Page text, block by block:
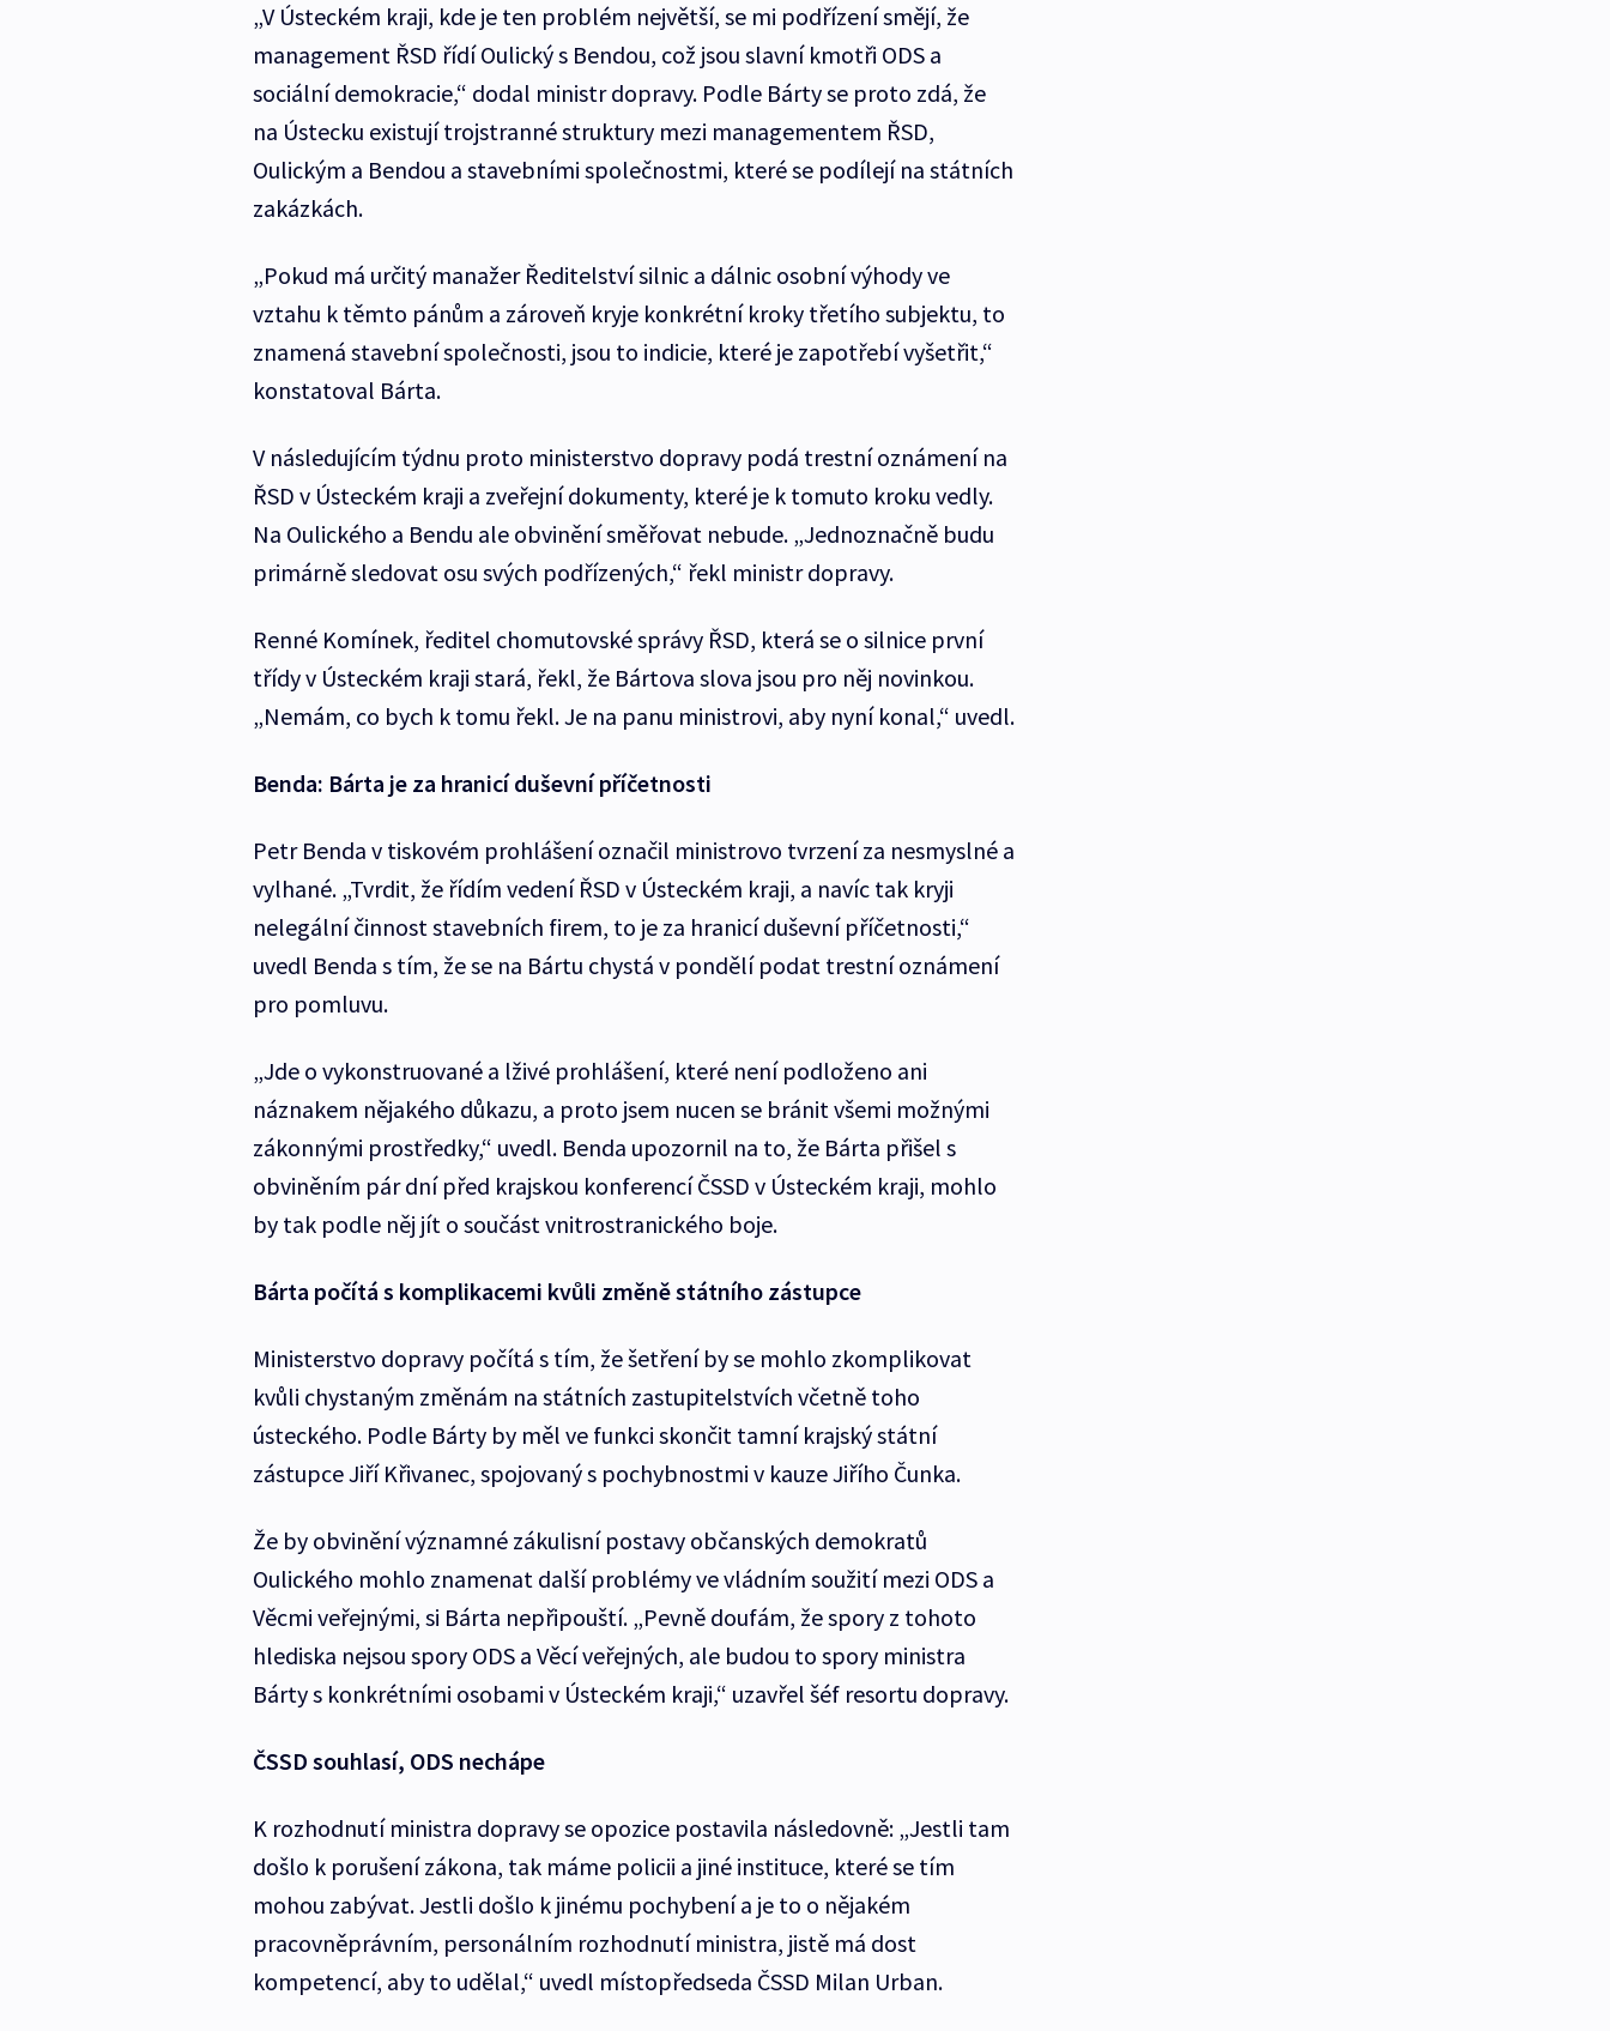
„V Ústeckém kraji, kde je ten problém největší, se mi podřízení smějí, že
management ŘSD řídí Oulický s Bendou, což jsou slavní kmotři ODS a
sociální demokracie,“ dodal ministr dopravy. Podle Bárty se proto zdá, že
na Ústecku existují trojstranné struktury mezi managementem ŘSD,
Oulickým a Bendou a stavebními společnostmi, které se podílejí na státních
zakázkách.
„Pokud má určitý manažer Ředitelství silnic a dálnic osobní výhody ve
vztahu k těmto pánům a zároveň kryje konkrétní kroky třetího subjektu, to
znamená stavební společnosti, jsou to indicie, které je zapotřebí vyšetřit,“
konstatoval Bárta.
V následujícím týdnu proto ministerstvo dopravy podá trestní oznámení na
ŘSD v Ústeckém kraji a zveřejní dokumenty, které je k tomuto kroku vedly.
Na Oulického a Bendu ale obvinění směřovat nebude. „Jednoznačně budu
primárně sledovat osu svých podřízených,“ řekl ministr dopravy.
Renné Komínek, ředitel chomutovské správy ŘSD, která se o silnice první
třídy v Ústeckém kraji stará, řekl, že Bártova slova jsou pro něj novinkou.
„Nemám, co bych k tomu řekl. Je na panu ministrovi, aby nyní konal,“ uvedl.
Benda: Bárta je za hranicí duševní příčetnosti
Petr Benda v tiskovém prohlášení označil ministrovo tvrzení za nesmyslné a
vylhané. „Tvrdit, že řídím vedení ŘSD v Ústeckém kraji, a navíc tak kryji
nelegální činnost stavebních firem, to je za hranicí duševní příčetnosti,“
uvedl Benda s tím, že se na Bártu chystá v pondělí podat trestní oznámení
pro pomluvu.
„Jde o vykonstruované a lživé prohlášení, které není podloženo ani
náznakem nějakého důkazu, a proto jsem nucen se bránit všemi možnými
zákonnými prostředky,“ uvedl. Benda upozornil na to, že Bárta přišel s
obviněním pár dní před krajskou konferencí ČSSD v Ústeckém kraji, mohlo
by tak podle něj jít o součást vnitrostranického boje.
Bárta počítá s komplikacemi kvůli změně státního zástupce
Ministerstvo dopravy počítá s tím, že šetření by se mohlo zkomplikovat
kvůli chystaným změnám na státních zastupitelstvích včetně toho
ústeckého. Podle Bárty by měl ve funkci skončit tamní krajský státní
zástupce Jiří Křivanec, spojovaný s pochybnostmi v kauze Jiřího Čunka.
Že by obvinění významné zákulisní postavy občanských demokratů
Oulického mohlo znamenat další problémy ve vládním soužití mezi ODS a
Věcmi veřejnými, si Bárta nepřipouští. „Pevně doufám, že spory z tohoto
hlediska nejsou spory ODS a Věcí veřejných, ale budou to spory ministra
Bárty s konkrétními osobami v Ústeckém kraji,“ uzavřel šéf resortu dopravy.
ČSSD souhlasí, ODS nechápe
K rozhodnutí ministra dopravy se opozice postavila následovně: „Jestli tam
došlo k porušení zákona, tak máme policii a jiné instituce, které se tím
mohou zabývat. Jestli došlo k jinému pochybení a je to o nějakém
pracovněprávním, personálním rozhodnutí ministra, jistě má dost
kompetencí, aby to udělal,“ uvedl místopředseda ČSSD Milan Urban.